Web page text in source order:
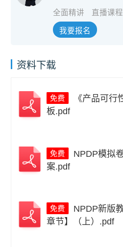
全面精讲 直播课程
我要报名
资料下载
板.pdf
案.pdf
章节】（上）.pdf